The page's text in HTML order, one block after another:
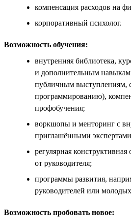
компенсация расходов на
корпоративный психолог.
Возможность обучения:
внутренняя библиотека,
и дополнительным
публичным выступлениям,
программированию),
профобучения;
воркшопы и менторинг с
приглашёнными
регулярная конструктивная
от руководителя;
программы развития,
руководителей или
Возможность пробовать новое: